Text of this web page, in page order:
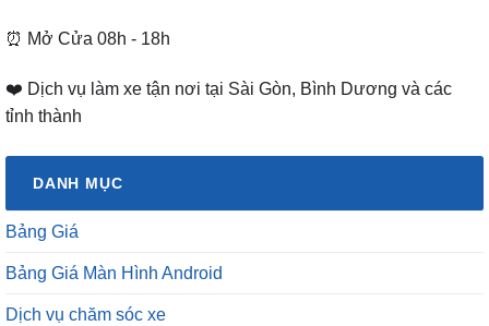
⏰ Mở Cửa 08h - 18h
❤️ Dịch vụ làm xe tận nơi tại Sài Gòn, Bình Dương và các
tỉnh thành
DANH MỤC
Bảng Giá
Bảng Giá Màn Hình Android
Dịch vụ chăm sóc xe